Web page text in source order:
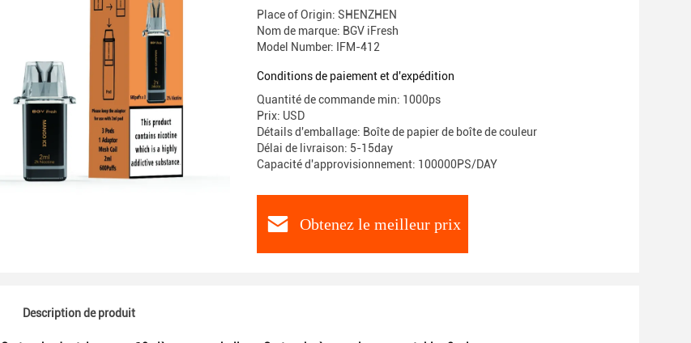
Place of Origin: SHENZHEN
Nom de marque: BGV iFresh
Model Number: IFM-412
Conditions de paiement et d'expédition
Quantité de commande min: 1000ps
Prix: USD
Détails d'emballage: Boîte de papier de boîte de couleur
Délai de livraison: 5-15day
Capacité d'approvisionnement: 100000PS/DAY
Obtenez le meilleur prix
Description de produit